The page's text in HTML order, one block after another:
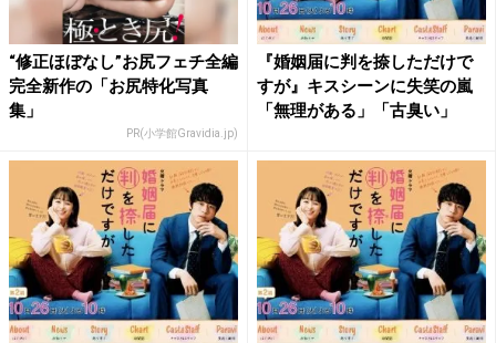
“修正ほぼなし”お尻フェチ全編
完全新作の「お尻特化写真
集」
PR(小学館Gravidia.jp)
『婚姻届に判を捺しただけで
すが』キスシーンに失笑の嵐
「無理がある」「古臭い」